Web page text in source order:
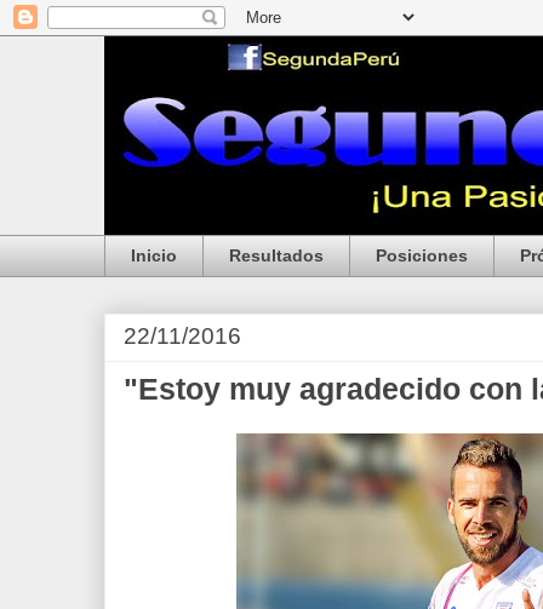
Inicio Resultados Posiciones
22/11/2016
"Estoy muy agradecido con